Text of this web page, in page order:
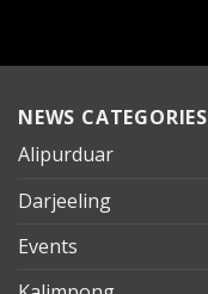
NEWS CATEGORIES
Alipurduar
Darjeeling
Events